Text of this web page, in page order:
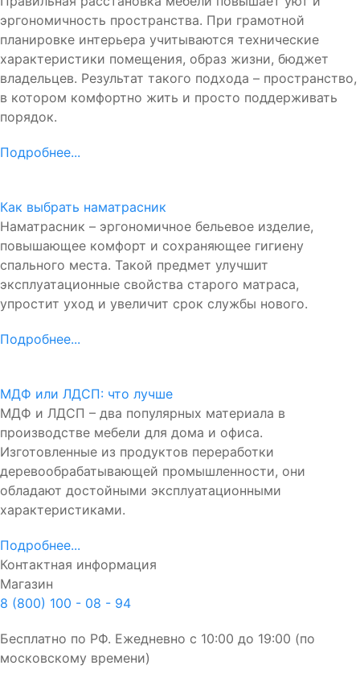
эргономичность пространства. При грамотной
планировке интерьера учитываются технические
характеристики помещения, образ жизни, бюджет
владельцев. Результат такого подхода – пространство,
в котором комфортно жить и просто поддерживать
порядок.
Подробнее...
Как выбрать наматрасник
Наматрасник – эргономичное бельевое изделие,
повышающее комфорт и сохраняющее гигиену
спального места. Такой предмет улучшит
эксплуатационные свойства старого матраса,
упростит уход и увеличит срок службы нового.
Подробнее...
МДФ или ЛДСП: что лучше
МДФ и ЛДСП – два популярных материала в
производстве мебели для дома и офиса.
Изготовленные из продуктов переработки
деревообрабатывающей промышленности, они
обладают достойными эксплуатационными
характеристиками.
Подробнее...
Контактная информация
Магазин
8 (800) 100 - 08 - 94
Бесплатно по РФ. Ежедневно с 10:00 до 19:00 (по
московскому времени)